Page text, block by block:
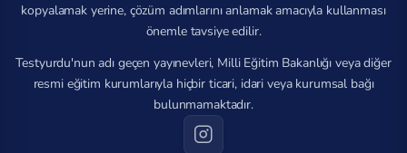
kopyalamak yerine, çözüm adımlarını anlamak amacıyla kullanması
önemle tavsiye edilir.
Testyurdu'nun adı geçen yayınevleri, Milli Eğitim Bakanlığı veya diğer
resmi eğitim kurumlarıyla hiçbir ticari, idari veya kurumsal bağı
bulunmamaktadır.